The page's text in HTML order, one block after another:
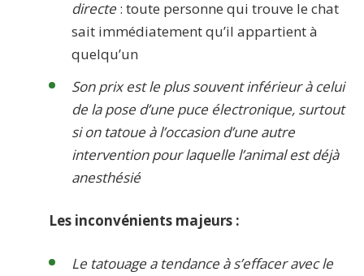
directe : toute personne qui trouve le chat
sait immédiatement qu’il appartient à
quelqu’un
Son prix est le plus souvent inférieur à celui
de la pose d’une puce électronique, surtout
si on tatoue à l’occasion d’une autre
intervention pour laquelle l’animal est déjà
anesthésié
Les inconvénients majeurs :
Le tatouage a tendance à s’effacer avec le